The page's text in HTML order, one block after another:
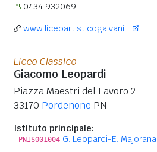
0434 932069
www.liceoartisticogalvani...
Liceo Classico
Giacomo Leopardi
Piazza Maestri del Lavoro 2
33170 Pordenone PN
Istituto principale:
PNIS001004 G. Leopardi-E. Majorana